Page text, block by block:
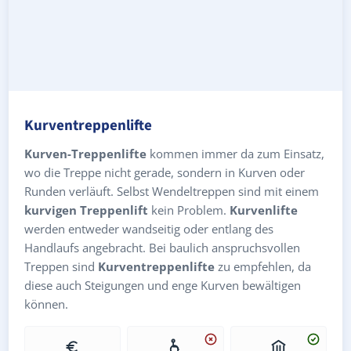
Kurventreppenlifte
Kurven-Treppenlifte kommen immer da zum Einsatz,
wo die Treppe nicht gerade, sondern in Kurven oder
Runden verläuft. Selbst Wendeltreppen sind mit einem
kurvigen Treppenlift kein Problem. Kurvenlifte
werden entweder wandseitig oder entlang des
Handlaufs angebracht. Bei baulich anspruchsvollen
Treppen sind Kurventreppenlifte zu empfehlen, da
diese auch Steigungen und enge Kurven bewältigen
können.